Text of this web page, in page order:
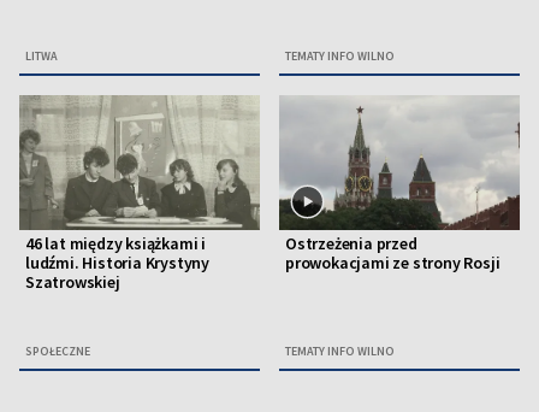
LITWA TEMATY INFO WILNO
46 lat między książkami i
ludźmi. Historia Krystyny
Szatrowskiej
SPOŁECZNE
Ostrzeżenia przed
prowokacjami ze strony Rosji
TEMATY INFO WILNO